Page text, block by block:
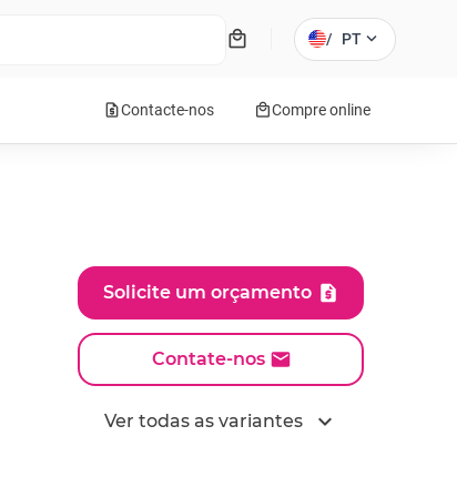
local_mall / PT expand_more
request_quoteContacte-nos local_mallCompre online
Solicite um orçamento
Contate-nos
Ver todas as variantes expand_more